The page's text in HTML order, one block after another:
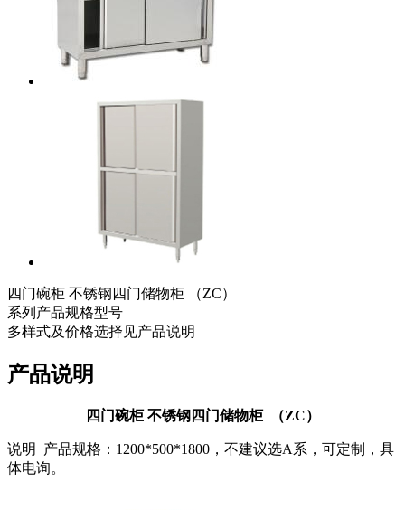
四门碗柜 不锈钢四门储物柜 （ZC）
系列产品规格型号
多样式及价格选择见产品说明
产品说明
四门碗柜 不锈钢四门储物柜 （ZC）
说明 产品规格：1200*500*1800，不建议选A系，可定制，具
体电询。